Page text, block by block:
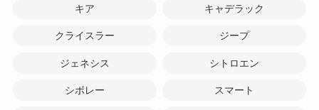
キア キャデラック
クライスラー ジープ
ジェネシス シトロエン
シボレー スマート